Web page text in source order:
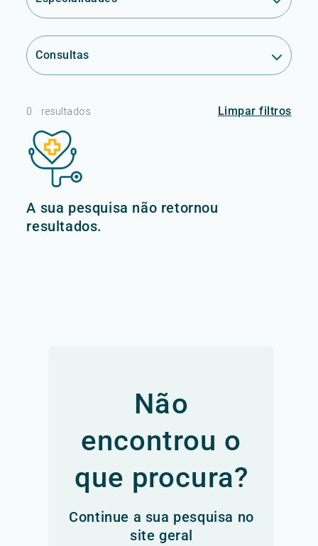
Consultas
0 resultados Limpar filtros
A sua pesquisa não retornou
resultados.
Não
encontrou o
que procura?
Continue a sua pesquisa no
site geral